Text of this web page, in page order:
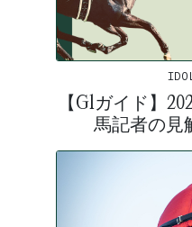
【G1ガイド】
馬記者の見